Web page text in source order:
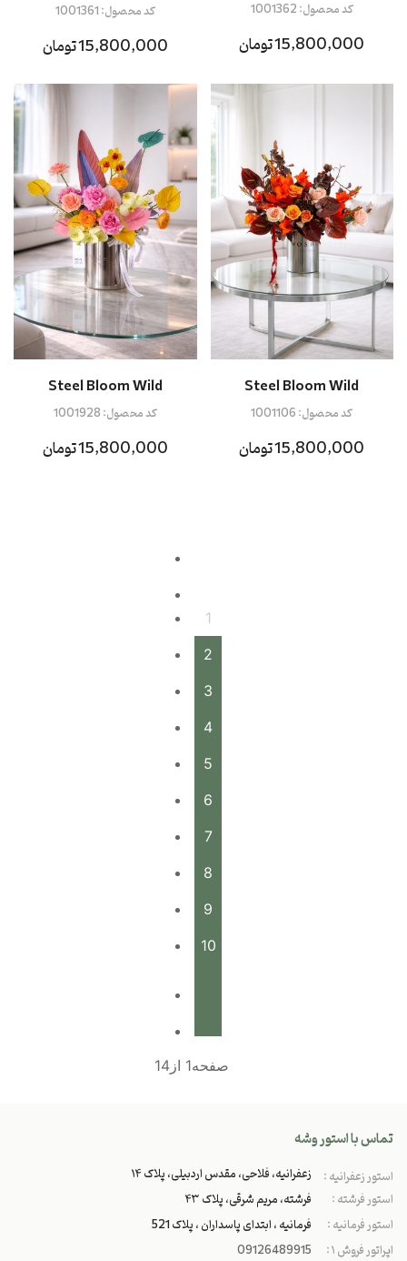
15,800,000 تومان
کد محصول:1001362
15,800,000 تومان
کد محصول:1001361
Steel Bloom Wild
15,800,000 تومان
کد محصول:1001106
Steel Bloom Wild
15,800,000 تومان
کد محصول:1001928
1
2
3
4
5
6
7
8
9
10
صفحه1 از14
تماس با استور وشه
استور زعفرانیه : زعفرانیه، فلاحی، مقدس اردبیلی، پلاک ۱۴
استور فرشته :
فرشته، مریم شرقی، پلاک ۴۳
استور فرمانیه :
فرمانیه ، ابتدای پاسداران ، پلاک 521
اپراتور فروش ۱ :
09126489915